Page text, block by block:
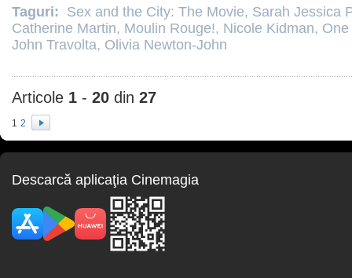
Taguri: Sex and the City: The Movie, Sarah Jessica
Catherine Martin, Moulin Rouge!, Nicole Kidman,
John Travolta, Olivia Newton-John
Articole 1 - 20 din 27
1 2
Descarcă aplicaţia Cinemagia